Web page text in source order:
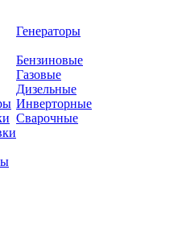
Генераторы
Бензиновые
Газовые
Дизельные
Инверторные
Сварочные